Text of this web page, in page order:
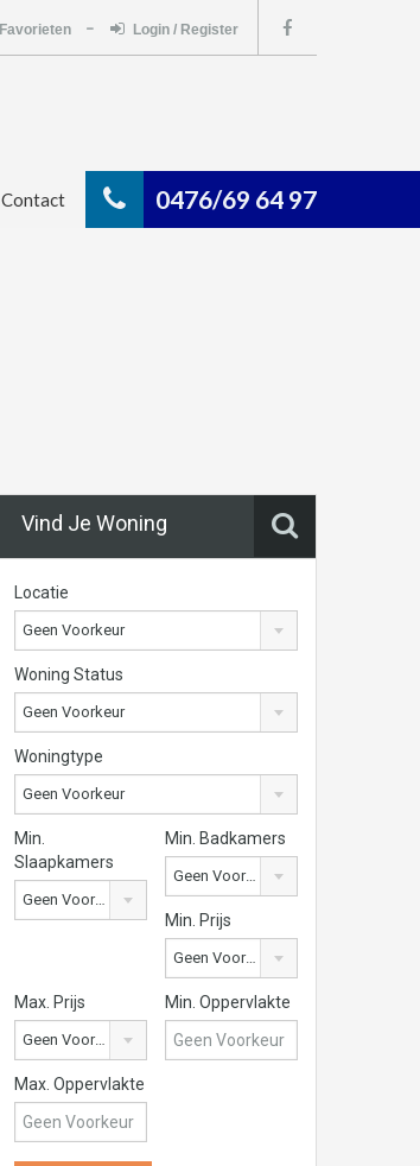
Favorieten Login / Register
0476/69 64 97
Contact
Vind Je Woning
Locatie
Geen Voorkeur
Woning Status
Geen Voorkeur
Woningtype
Geen Voorkeur
Min.
Slaapkamers
Geen Voorkeur
Min. Badkamers
Geen Voorkeur
Min. Prijs
Geen Voorkeur
Max. Prijs
Geen Voorkeur
Min. Oppervlakte
Max. Oppervlakte